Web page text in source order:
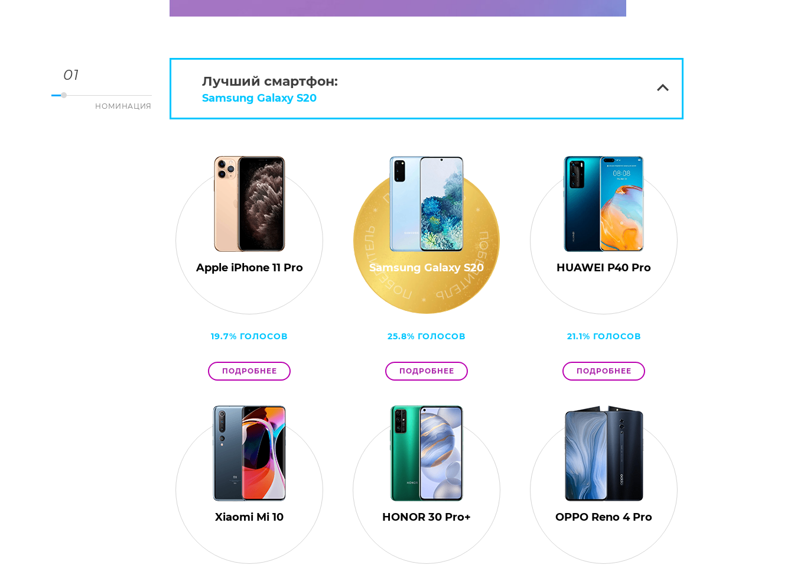
01
НОМИНАЦИЯ
Лучший смартфон:
Samsung Galaxy S20
Apple iPhone 11 Pro
19.7% ГОЛОСОВ
ПОДРОБНЕЕ
Samsung Galaxy S20
25.8% ГОЛОСОВ
ПОДРОБНЕЕ
HUAWEI P40 Pro
21.1% ГОЛОСОВ
ПОДРОБНЕЕ
Xiaomi Mi 10 HONOR 30 Pro+ OPPO Reno 4 Pro